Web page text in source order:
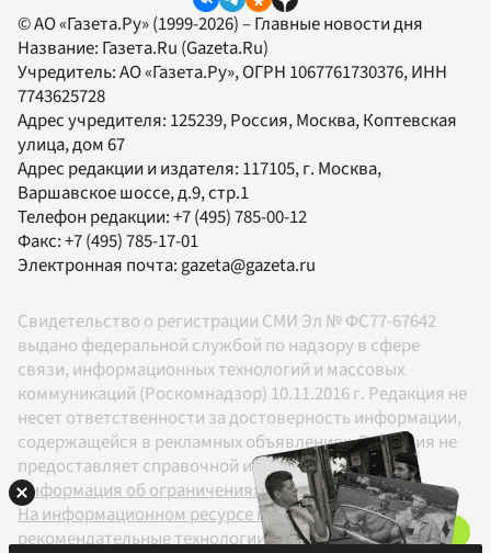
© АО «Газета.Ру» (1999-2026) – Главные новости дня
Название: Газета.Ru (Gazeta.Ru)
Учредитель:АО «Газета.Ру», ОГРН 1067761730376, ИНН
7743625728
Адрес учредителя: 125239, Россия, Москва, Коптевская
улица, дом 67
Адрес редакции и издателя: 117105, г. Москва,
Варшавское шоссе, д.9, стр.1
Телефон редакции:+7 (495) 785-00-12
Факс:+7 (495) 785-17-01
Электронная почта: gazeta@gazeta.ru
Свидетельство о регистрации СМИ Эл № ФС77-67642
выдано федеральной службой по надзору в сфере
связи, информационных технологий и массовых
коммуникаций (Роскомнадзор) 10.11.2016 г. Редакция не
несет ответственности за достоверность информации,
содержащейся в рекламных объявлениях. Редакция не
предоставляет справочной информации.
Информация об ограничениях
На информационном ресурсе применяются
рекомендательные технологии в соответствии с